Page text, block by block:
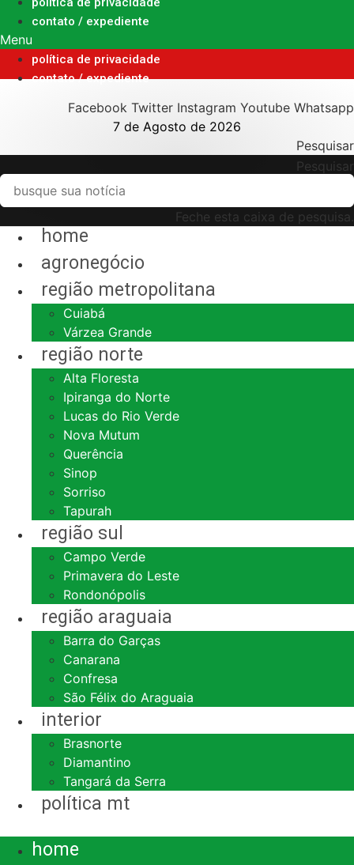
para
o
conteúdo
contato / expediente
Menu
política de privacidade
contato / expediente
Facebook Twitter Instagram Youtube Whatsapp
7 de Agosto de 2026
Pesquisar
Pesquisar
Feche esta caixa de pesquisa.
home
agronegócio
região metropolitana
Cuiabá
Várzea Grande
região norte
Alta Floresta
Ipiranga do Norte
Lucas do Rio Verde
Nova Mutum
Querência
Sinop
Sorriso
Tapurah
região sul
Campo Verde
Primavera do Leste
Rondonópolis
região araguaia
Barra do Garças
Canarana
Confresa
São Félix do Araguaia
interior
Brasnorte
Diamantino
Tangará da Serra
política mt
home